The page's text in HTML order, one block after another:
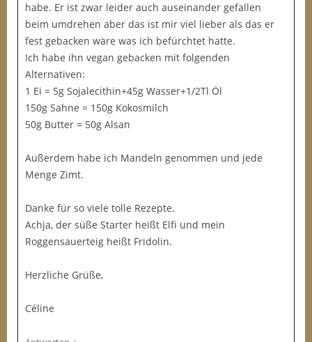
habe. Er ist zwar leider auch auseinander gefallen
beim umdrehen aber das ist mir viel lieber als das er
fest gebacken wäre was ich befürchtet hatte.
Ich habe ihn vegan gebacken mit folgenden
Alternativen:
1 Ei = 5g Sojalecithin+45g Wasser+1/2Tl Öl
150g Sahne = 150g Kokosmilch
50g Butter = 50g Alsan
Außerdem habe ich Mandeln genommen und jede
Menge Zimt.
Danke für so viele tolle Rezepte.
Achja, der süße Starter heißt Elfi und mein
Roggensauerteig heißt Fridolin.
Herzliche Grüße,
Céline